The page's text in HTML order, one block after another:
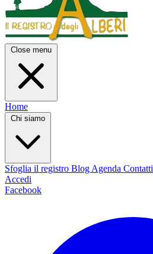
Close menu
Home
Chi siamo
Sfoglia il registro Blog Agenda Contatti
Accedi
Facebook